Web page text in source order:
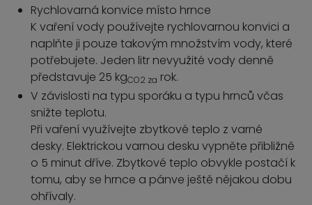
Rychlovarná konvice místo hrnce
K vaření vody používejte rychlovarnou konvici a
naplňte ji pouze takovým množstvím vody, které
potřebujete. Jeden litr nevyužité vody denně
představuje 25 kgCO2 za rok.
V závislosti na typu sporáku a typu hrnců včas
snižte teplotu.
Při vaření využívejte zbytkové teplo z varné
desky. Elektrickou varnou desku vypněte přibližně
o 5 minut dříve. Zbytkové teplo obvykle postačí k
tomu, aby se hrnce a pánve ještě nějakou dobu
ohřívaly.